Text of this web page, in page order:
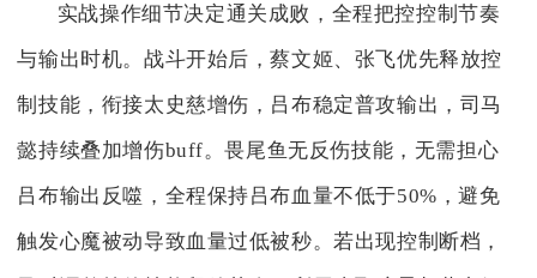
实战操作细节决定通关成败，全程把控控制节奏
与输出时机。战斗开始后，蔡文姬、张飞优先释放控
制技能，衔接太史慈增伤，吕布稳定普攻输出，司马
懿持续叠加增伤buff。畏尾鱼无反伤技能，无需担心
吕布输出反噬，全程保持吕布血量不低于50%，避免
触发心魔被动导致血量过低被秒。若出现控制断档，